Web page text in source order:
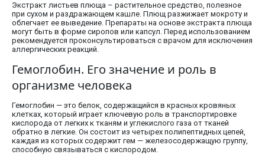
Экстракт листьев плюща – растительное средство, полезное
при сухом и раздражающем кашле. Плющ разжижает мокроту и
облегчает ее выведение. Препараты на основе экстракта плюща
могут быть в форме сиропов или капсул. Перед использованием
рекомендуется проконсультироваться с врачом для исключения
аллергических реакций.
Гемоглобин. Его значение и роль в
организме человека
Гемоглобин — это белок, содержащийся в красных кровяных
клетках, который играет ключевую роль в транспортировке
кислорода от легких к тканям и углекислого газа от тканей
обратно в легкие. Он состоит из четырех полипептидных цепей,
каждая из которых содержит гем — железосодержащую группу,
способную связываться с кислородом.